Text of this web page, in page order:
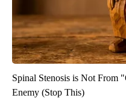
Spinal Stenosis is Not From
Enemy (Stop This)